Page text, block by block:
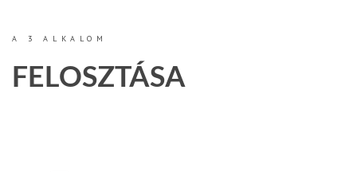
A 3 ALKALOM
FELOSZTÁSA